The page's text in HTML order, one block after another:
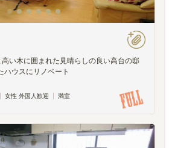
い木に囲まれた見晴らしの良い高台の邸
ハウスにリノベート
女性 外国人歓迎 満室